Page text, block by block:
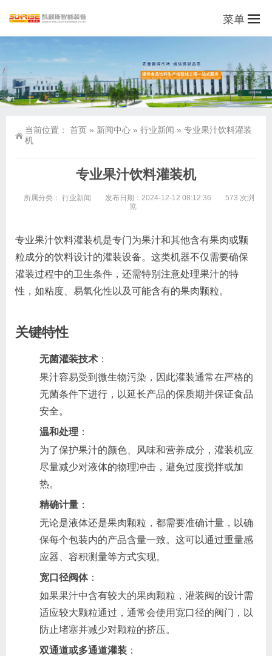
菜单
当前位置： 首页 » 新闻中心 » 行业新闻 » 专业果汁饮料灌装
机
专业果汁饮料灌装机
所属分类： 行业新闻 发布日期：2024-12-12 08:12:36
573 次浏
览
专业果汁饮料灌装机是专门为果汁和其他含有果肉或颗
粒成分的饮料设计的灌装设备。这类机器不仅需要确保
灌装过程中的卫生条件，还需特别注意处理果汁的特
性，如粘度、易氧化性以及可能含有的果肉颗粒。
关键特性
无菌灌装技术 ：
果汁容易受到微生物污染，因此灌装通常在严格的
无菌条件下进行，以延长产品的保质期并保证食品
安全。
温和处理 ：
为了保护果汁的颜色、风味和营养成分，灌装机应
尽量减少对液体的物理冲击，避免过度搅拌或加
热。
精确计量 ：
无论是液体还是果肉颗粒，都需要准确计量，以确
保每个包装内的产品含量一致。这可以通过重量感
应器、容积测量等方式实现。
宽口径阀体：
如果果汁中含有较大的果肉颗粒，灌装阀的设计需
适应较大颗粒通过，通常会使用宽口径的阀门，以
防止堵塞并减少对颗粒的挤压。
双通道或多通道灌装 ：